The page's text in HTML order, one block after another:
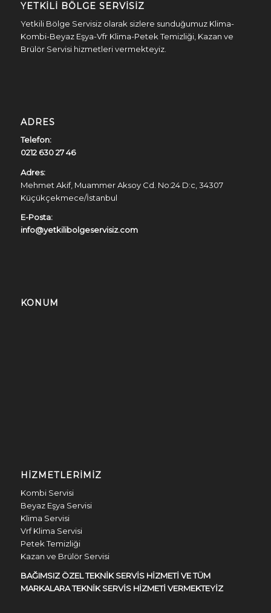
YETKILI BÖLGE SERVISIZ
Yetkili Bölge Servisiz olarak sizlere sunduğumuz Klima-
Kombi-Beyaz Eşya-Vfr Klima-Petek Temizliği, Kazan ve
Brülör Servisi hizmetleri vermekteyiz.
ADRES
Telefon:
0212 630 27 46
Adres:
Mehmet Akif, Muammer Aksoy Cd. No:24 D:c, 34307
Küçükçekmece/İstanbul
E-Posta:
info@yetkilibolgeservisiz.com
KONUM
HIZMETLERIMIZ
Kombi Servisi
Beyaz Eşya Servisi
Klima Servisi
Vrf Klima Servisi
Petek Temizliği
Kazan ve Brülör Servisi
BAĞIMSIZ ÖZEL TEKNİK SERVİS HİZMETİ VE TÜM
MARKALARA TEKNİK SERVİS HİZMETİ VERMEKTEYİZ